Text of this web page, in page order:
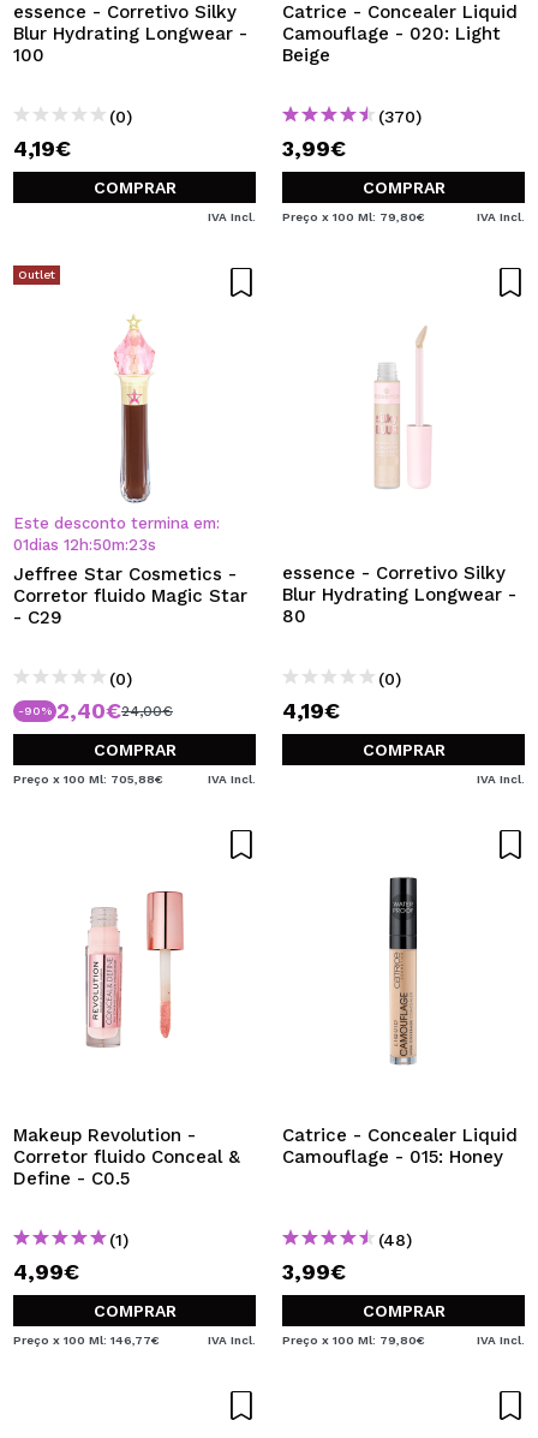
essence - Corretivo Silky
Blur Hydrating Longwear -
100
(0)
4,19€
COMPRAR
IVA Incl.
Catrice - Concealer Liquid
Camouflage - 020: Light
Beige
(370)
3,99€
COMPRAR
Preço x 100 Ml: 79,80€ IVA Incl.
Outlet
Este desconto termina em:
01dias 12 h:50m:22s
Jeffree Star Cosmetics -
Corretor fluido Magic Star
- C29
(0)
-90% 2,40€24,00€
COMPRAR
Preço x 100 Ml: 705,88€ IVA Incl.
essence - Corretivo Silky
Blur Hydrating Longwear -
80
(0)
4,19€
COMPRAR
IVA Incl.
Makeup Revolution -
Corretor fluido Conceal &
Define - C0.5
(1)
4,99€
COMPRAR
Preço x 100 Ml: 146,77€ IVA Incl.
Catrice - Concealer Liquid
Camouflage - 015: Honey
(48)
3,99€
COMPRAR
Preço x 100 Ml: 79,80€ IVA Incl.